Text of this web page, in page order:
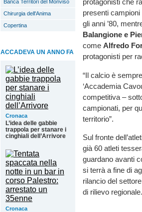
Banca Territori del Monviso
Chirurgia dell'Anima
Copertina
ACCADEVA UN ANNO FA
Cronaca
L’idea delle gabbie
trappola per stanare i
cinghiali dell’Arrivore
Cronaca
protagonisti che
presenti
gli anni ’80,
Balangione e
come Alfredo
protagonisti per
“Il calcio è
‘Accademia
competitiva –
campionati, per
territorio”.
Sul fronte
già 60 atleti
guardano avanti
si terrà a fine di
rilancio del
di rilievo regionale.